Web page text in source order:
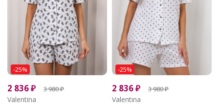
-25%
2 836₽ 3 980₽
Valentina
-25%
2 836₽ 3 980₽
Valentina